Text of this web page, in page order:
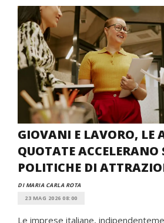
GIOVANI E LAVORO, LE
QUOTATE ACCELERANO
POLITICHE DI
DI MARIA CARLA ROTA
23 MAG 2026 08:00
Le imprese italiane,